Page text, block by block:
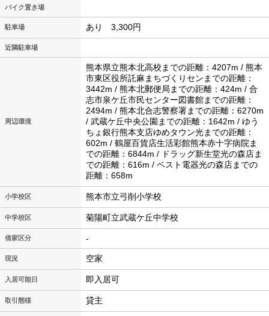
バイク置き場
駐車場 あり 3,300円
近隣駐車場
周辺環境
熊本県立熊本北高校までの距離：4207m / 熊本
市東区役所託麻まちづくりセンまでの距離：
3442m / 熊本北郵便局までの距離：424m / 合
志市泉ケ丘市民センター図書館までの距離：
2494m / 熊本北合志警察署までの距離：6270m
/ 武蔵ケ丘中央公園までの距離：1642m / ゆう
ちょ銀行熊本支店ゆめタウン光までの距離：
602m / 鶴屋百貨店生活彩館熊本赤十字病院ま
での距離：6844m / ドラッグ新生堂光の森店ま
での距離：616m / ベスト電器光の森店までの
距離：658m
小学校区 熊本市立弓削小学校
中学校区 菊陽町立武蔵ケ丘中学校
借家区分 -
現況 空家
入居可能日 即入居可
取引態様 貸主